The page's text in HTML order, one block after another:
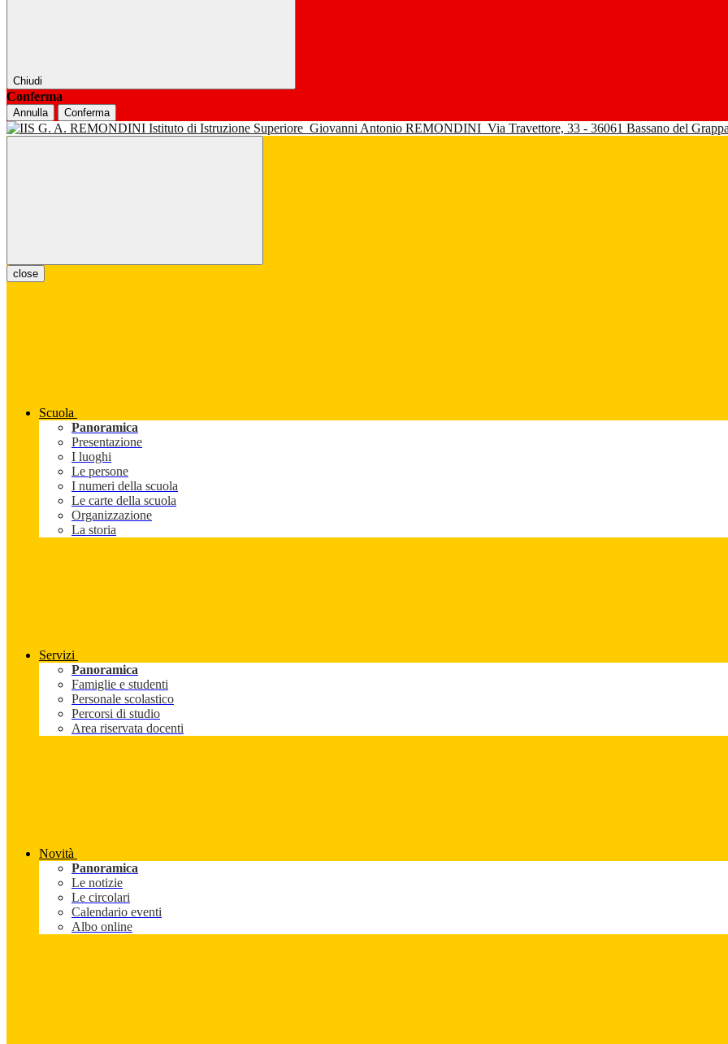
Chiudi
Conferma
Annulla Conferma
Istituto di Istruzione Superiore Giovanni Antonio REMONDINI Via Travettore, 33 - 36061 Bassano del
close
Scuola
Panoramica
Presentazione
I luoghi
Le persone
I numeri della scuola
Le carte della scuola
Organizzazione
La storia
Servizi
Panoramica
Famiglie e studenti
Personale scolastico
Percorsi di studio
Area riservata docenti
Novità
Panoramica
Le notizie
Le circolari
Calendario eventi
Albo online